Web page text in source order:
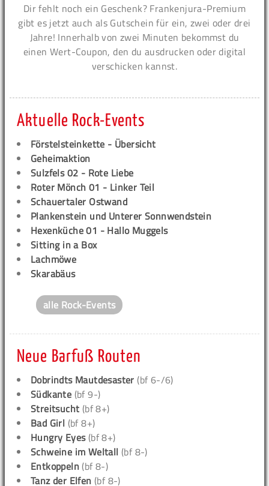
Dir fehlt noch ein Geschenk? Frankenjura-Premium
gibt es jetzt auch als Gutschein für ein, zwei oder drei
Jahre! Innerhalb von zwei Minuten bekommst du
einen Wert-Coupon, den du ausdrucken oder digital
verschicken kannst.
Aktuelle Rock-Events
Förstelsteinkette - Übersicht
Geheimaktion
Sulzfels 02 - Rote Liebe
Roter Mönch 01 - Linker Teil
Schauertaler Ostwand
Plankenstein und Unterer Sonnwendstein
Hexenküche 01 - Hallo Muggels
Sitting in a Box
Lachmöwe
Skarabäus
alle Rock-Events
Neue Barfuß Routen
Dobrindts Mautdesaster (bf 6-/6)
Südkante (bf 9-)
Streitsucht (bf 8+)
Bad Girl (bf 8+)
Hungry Eyes(bf 8+)
Schweine im Weltall (bf 8-)
Entkoppeln (bf 8-)
Tanz der Elfen (bf 8-)